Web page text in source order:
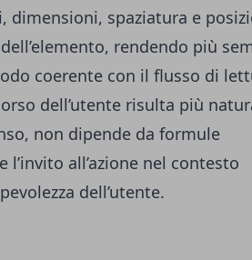
dimensioni, spaziatura e
rendendo più
coerente con il flusso di
dell’utente risulta più
non dipende da formule
all’azione nel contesto
dell’utente.